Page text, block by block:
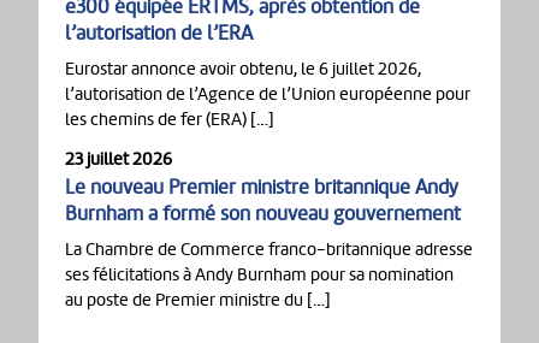
e300 équipée ERTMS, après obtention de
l’autorisation de l’ERA
Eurostar annonce avoir obtenu, le 6 juillet 2026,
l’autorisation de l’Agence de l’Union européenne pour
les chemins de fer (ERA) […]
23 juillet 2026
Le nouveau Premier ministre britannique Andy
Burnham a formé son nouveau gouvernement
La Chambre de Commerce franco-britannique adresse
ses félicitations à Andy Burnham pour sa nomination
au poste de Premier ministre du […]